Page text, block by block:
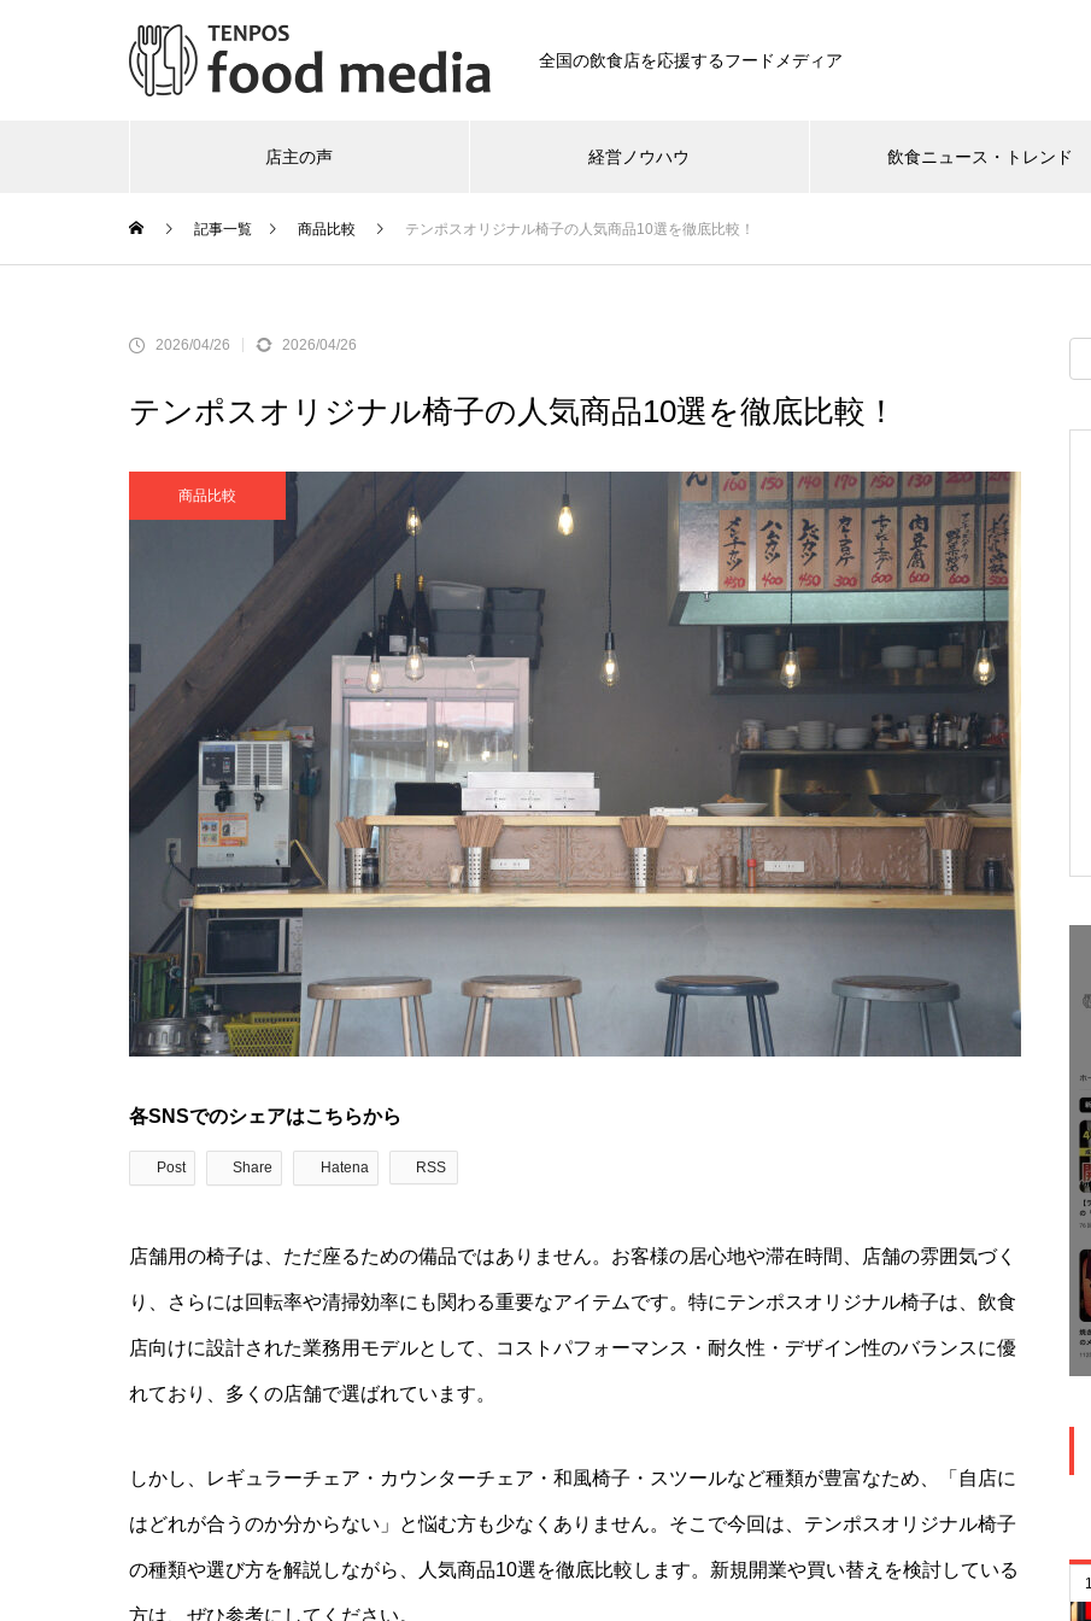
全国の飲食店を応援するフードメディア
店主の声 経営ノウハウ 飲食ニュース・トレンド
記事一覧 商品比較 テンポスオリジナル椅子の人気商品10選を徹底比較！
2026/04/26 2026/04/26
テンポスオリジナル椅子の人気商品10選を徹底比較！
商品比較
各SNSでのシェアはこちらから
Post Share Hatena RSS
店舗用の椅子は、ただ座るための備品ではありません。お客様の居心地や滞在時間、店舗の雰囲気づく
り、さらには回転率や清掃効率にも関わる重要なアイテムです。特にテンポスオリジナル椅子は、飲食
店向けに設計された業務用モデルとして、コストパフォーマンス・耐久性・デザイン性のバランスに優
れており、多くの店舗で選ばれています。
しかし、レギュラーチェア・カウンターチェア・和風椅子・スツールなど種類が豊富なため、「自店に
はどれが合うのか分からない」と悩む方も少なくありません。そこで今回は、テンポスオリジナル椅子
の種類や選び方を解説しながら、人気商品10選を徹底比較します。新規開業や買い替えを検討している
方は、ぜひ参考にしてください。
1